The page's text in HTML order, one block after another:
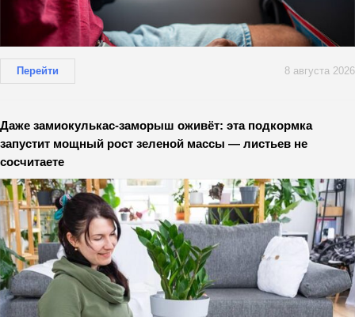
Перейти 8 августа 2026
Даже замиокулькас-заморыш оживёт: эта подкормка
запустит мощный рост зеленой массы — листьев не
сосчитаете